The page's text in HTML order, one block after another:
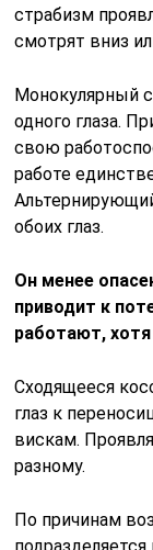
страбизм
смотрят вниз
Монокулярный
одного глаза.
свою
работе
обоих глаз.
Он менее
приводит к
работают,
Сходящееся
глаз к
вискам.
разному.
По причинам